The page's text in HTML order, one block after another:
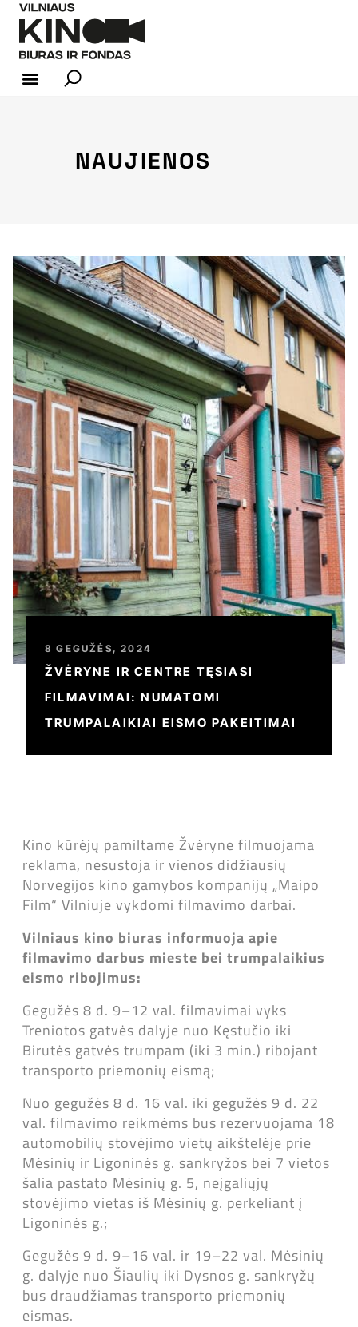
NAUJIENOS
8 GEGUŽĖS, 2024
ŽVĖRYNE IR CENTRE TĘSIASI
FILMAVIMAI: NUMATOMI
TRUMPALAIKIAI EISMO PAKEITIMAI
Kino kūrėjų pamiltame Žvėryne filmuojama
reklama, nesustoja ir vienos didžiausių
Norvegijos kino gamybos kompanijų „Maipo
Film“ Vilniuje vykdomi filmavimo darbai.
Vilniaus kino biuras informuoja apie
filmavimo darbus mieste bei trumpalaikius
eismo ribojimus:
Gegužės 8 d. 9–12 val. filmavimai vyks
Treniotos gatvės dalyje nuo Kęstučio iki
Birutės gatvės trumpam (iki 3 min.) ribojant
transporto priemonių eismą;
Nuo gegužės 8 d. 16 val. iki gegužės 9 d. 22
val. filmavimo reikmėms bus rezervuojama 18
automobilių stovėjimo vietų aikštelėje prie
Mėsinių ir Ligoninės g. sankryžos bei 7 vietos
šalia pastato Mėsinių g. 5, neįgaliųjų
stovėjimo vietas iš Mėsinių g. perkeliant į
Ligoninės g.;
Gegužės 9 d. 9–16 val. ir 19–22 val. Mėsinių
g. dalyje nuo Šiaulių iki Dysnos g. sankryžų
bus draudžiamas transporto priemonių
eismas.